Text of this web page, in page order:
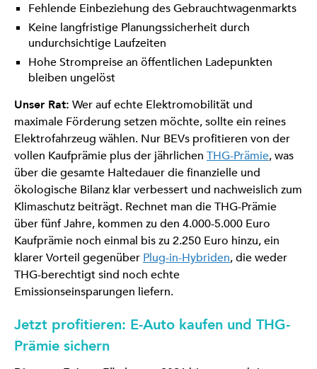
Fehlende Einbeziehung des Gebrauchtwagenmarkts
Keine langfristige Planungssicherheit durch
undurchsichtige Laufzeiten
Hohe Strompreise an öffentlichen Ladepunkten
bleiben ungelöst
Unser Rat: Wer auf echte Elektromobilität und
maximale Förderung setzen möchte, sollte ein reines
Elektrofahrzeug wählen. Nur BEVs profitieren von der
vollen Kaufprämie plus der jährlichen THG-Prämie, was
über die gesamte Haltedauer die finanzielle und
ökologische Bilanz klar verbessert und nachweislich zum
Klimaschutz beiträgt. Rechnet man die THG-Prämie
über fünf Jahre, kommen zu den 4.000-5.000 Euro
Kaufprämie noch einmal bis zu 2.250 Euro hinzu, ein
klarer Vorteil gegenüber Plug-in-Hybriden, die weder
THG-berechtigt sind noch echte
Emissionseinsparungen liefern.
Jetzt profitieren: E-Auto kaufen und THG-
Prämie sichern